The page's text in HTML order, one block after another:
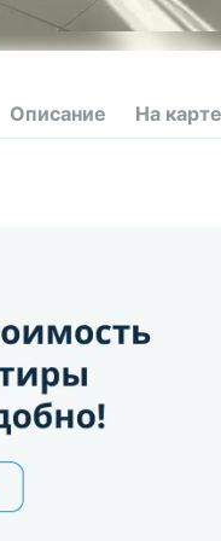
Описание На карте